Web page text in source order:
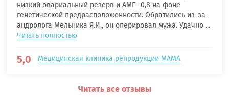
низкий овариальный резерв и АМГ -0,8 на фоне
генетической предрасположенности. Обратились из-за
андролога Мельника Я.И., он оперировал мужа. Удачно ...
Читать полностью
5,0 Медицинская клиника репродукции МАМА
Читать все отзывы